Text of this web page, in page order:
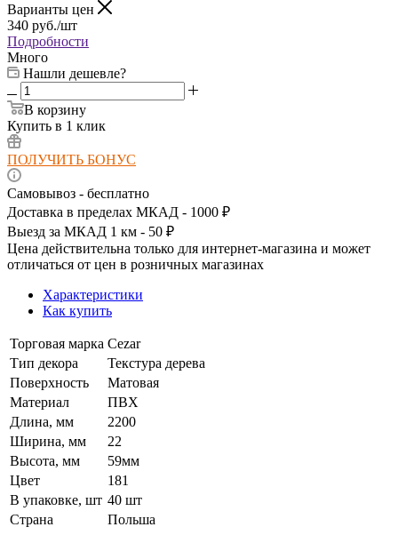
Варианты цен
340 руб./шт
Подробности
Много
Нашли дешевле?
В корзину
Купить в 1 клик
ПОЛУЧИТЬ БОНУС
Самовывоз - бесплатно
Доставка в пределах МКАД - 1000 ₽
Выезд за МКАД 1 км - 50 ₽
Цена действительна только для интернет-магазина и может
отличаться от цен в розничных магазинах
Характеристики
Как купить
Торговая марка Cezar
Тип декора
Текстура дерева
Поверхность
Матовая
Материал
ПВХ
Длина, мм
2200
Ширина, мм
22
Высота, мм
59мм
Цвет
181
В упаковке, шт 40 шт
Страна
Польша